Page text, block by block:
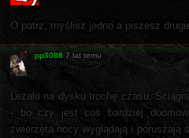
O patrz, myślisz jedno a piszesz
pp3088 7 lat temu
Leżało na dysku trochę czasu.
- bo czy jest coś bardziej
zwierzęta nocy wyglądają i poruszają